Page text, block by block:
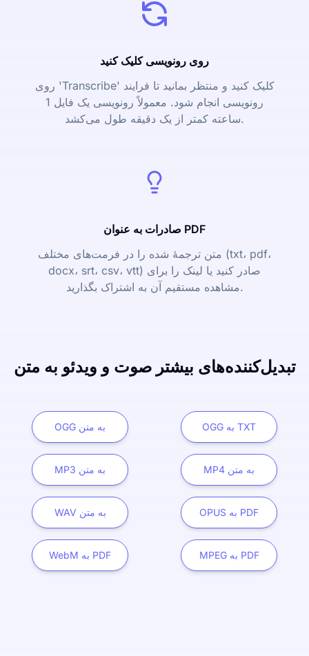
روی رونویسی کلیک کنید
روی 'Transcribe' کلیک کنید و منتظر بمانید تا فرایند
رونویسی انجام شود. معمولاً رونویسی یک فایل 1
ساعته کمتر از یک دقیقه طول می‌کشد.
صادرات به عنوان PDF
متن ترجمۀ شده را در فرمت‌های مختلف (txt، pdf،
docx، srt، csv، vtt) صادر کنید یا لینک را برای
مشاهده مستقیم آن به اشتراک بگذارید.
تبدیل‌کننده‌های بیشتر صوت و ویدئو به متن
OGG به متن OGG به TXT
MP3 به متن MP4 به متن
WAV به متن OPUS به PDF
WebM به PDF MPEG به PDF